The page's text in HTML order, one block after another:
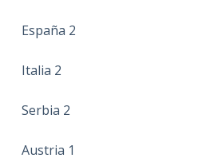
España 2
Italia 2
Serbia 2
Austria 1